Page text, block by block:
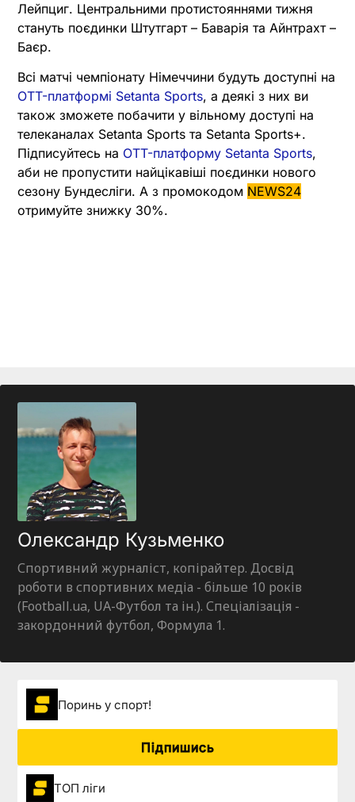
Лейпциг. Центральними протистояннями тижня
стануть поєдинки Штутгарт – Баварія та Айнтрахт –
Баєр.
Всі матчі чемпіонату Німеччини будуть доступні на
OTT-платформі Setanta Sports, а деякі з них ви
також зможете побачити у вільному доступі на
телеканалах Setanta Sports та Setanta Sports+.
Підписуйтесь на OTT-платформу Setanta Sports,
аби не пропустити найцікавіші поєдинки нового
сезону Бундесліги. А з промокодом NEWS24
отримуйте знижку 30%.
Олександр Кузьменко
Спортивний журналіст, копірайтер. Досвід
роботи в спортивних медіа - більше 10 років
(Football.ua, UA-Футбол та ін.). Спеціалізація -
закордонний футбол, Формула 1.
Поринь у спорт!
Підпишись
ТОП ліги